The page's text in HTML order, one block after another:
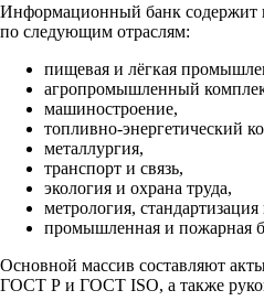
Информационный банк содержит
по следующим отраслям:
пищевая и лёгкая
агропромышленный
машиностроение,
топливно-энергетический
металлургия,
транспорт и связь,
экология и охрана труда,
метрология,
промышленная и пожарная
Основной массив составляют
ГОСТ Р и ГОСТ ISO, а также